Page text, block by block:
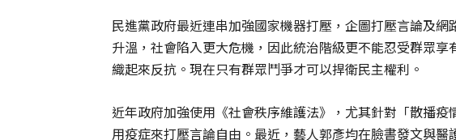
民進黨政府最近連串加強國家機器打壓，企圖打壓言論及
升溫，社會陷入更大危機，因此統治階級更不能忍受群眾
織起來反抗。現在只有群眾鬥爭才可以捍衛民主權利。
近年政府加強使用《社會秩序維護法》，尤其針對「散播
用疫症來打壓言論自由。最近，藝人郭彥均在臉書發文與